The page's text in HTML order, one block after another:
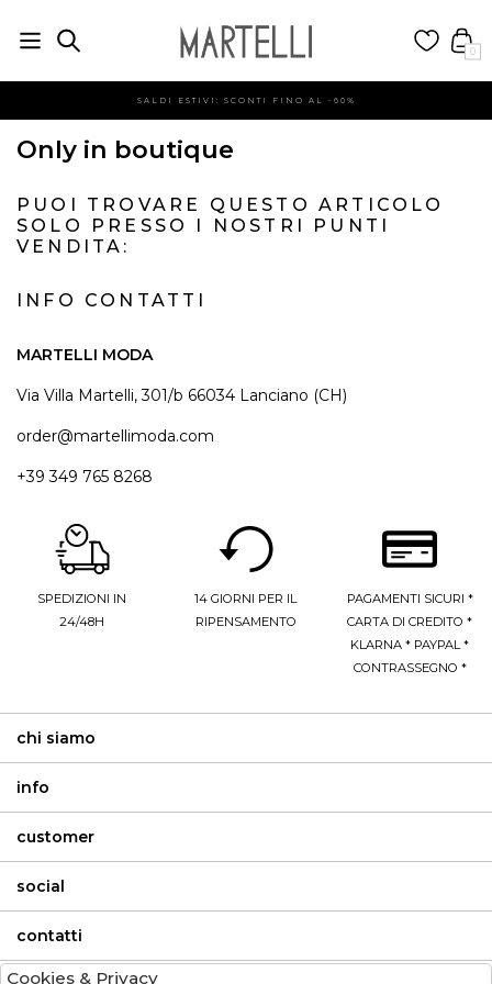
0
SALDI ESTIVI: SCONTI FINO AL -60%
Only in boutique
PUOI TROVARE QUESTO ARTICOLO
SOLO PRESSO I NOSTRI PUNTI
VENDITA:
INFO CONTATTI
MARTELLI MODA
Via Villa Martelli, 301/b 66034 Lanciano (CH)
order@martellimoda.com
+39 349 765 8268
SPEDIZIONI IN
24/48H
14 GIORNI PER IL
RIPENSAMENTO
PAGAMENTI SICURI *
CARTA DI CREDITO *
KLARNA * PAYPAL *
CONTRASSEGNO *
chi siamo
info
customer
social
contatti
Cookies & Privacy